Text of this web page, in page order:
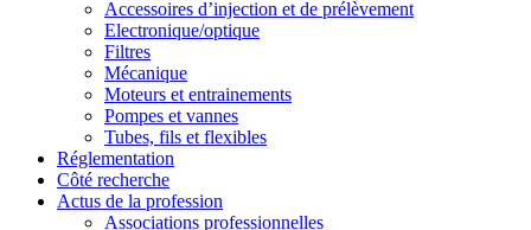
Accessoires d’injection et de prélèvement
Electronique/optique
Filtres
Mécanique
Moteurs et entrainements
Pompes et vannes
Tubes, fils et flexibles
Réglementation
Côté recherche
Actus de la profession
Associations professionnelles